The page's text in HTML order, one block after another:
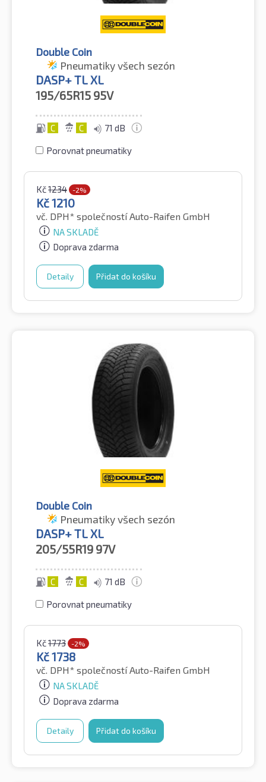
Double Coin
Pneumatiky všech sezón
DASP+ TL XL
195/65R15 95V
C C 71 dB
Porovnat pneumatiky
Kč1234 -2%
Kč1210
vč. DPH* společností Auto-Raifen GmbH
NA SKLADĚ
Doprava zdarma
Detaily Přidat do košíku
Double Coin
Pneumatiky všech sezón
DASP+ TL XL
205/55R19 97V
C C 71 dB
Porovnat pneumatiky
Kč1773 -2%
Kč1738
vč. DPH* společností Auto-Raifen GmbH
NA SKLADĚ
Doprava zdarma
Detaily Přidat do košíku